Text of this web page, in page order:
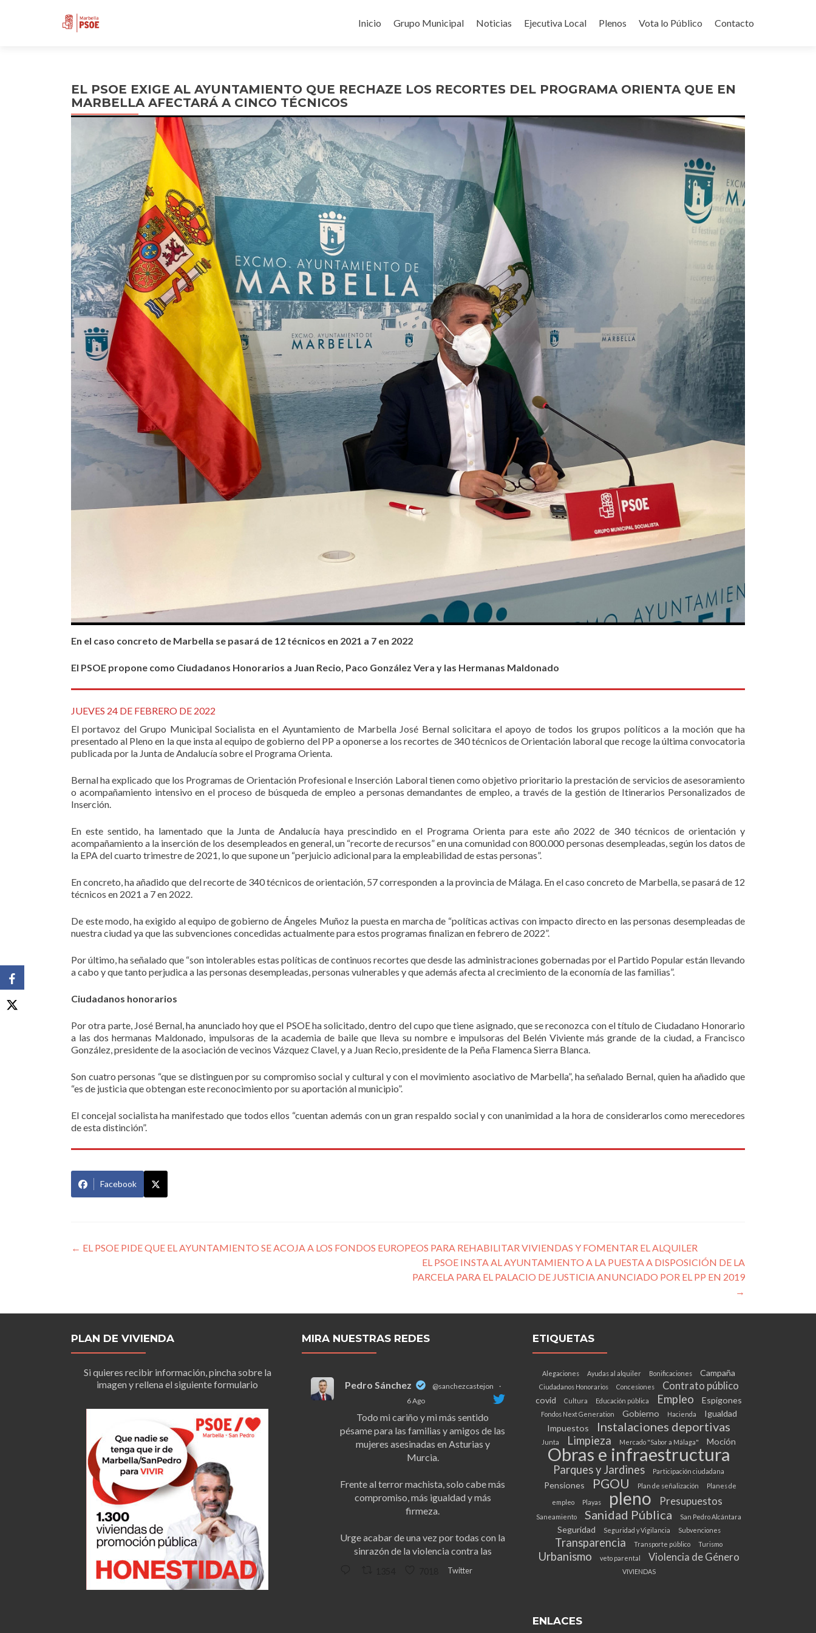
al
Inicio Grupo Municipal Noticias Ejecutiva Local Plenos Vota lo Público Contacto
EL PSOE EXIGE AL AYUNTAMIENTO QUE RECHAZE LOS RECORTES DEL PROGRAMA ORIENTA QUE EN
MARBELLA AFECTARÁ A CINCO TÉCNICOS
En el caso concreto de Marbella se pasará de 12 técnicos en 2021 a 7 en 2022
El PSOE propone como Ciudadanos Honorarios a Juan Recio, Paco González Vera y las Hermanas Maldonado
JUEVES 24 DE FEBRERO DE 2022
El portavoz del Grupo Municipal Socialista en el Ayuntamiento de Marbella José Bernal solicitara el apoyo de todos los grupos políticos a la moción que ha
presentado al Pleno en la que insta al equipo de gobierno del PP a oponerse a los recortes de 340 técnicos de Orientación laboral que recoge la última convocatoria
publicada por la Junta de Andalucía sobre el Programa Orienta.
Bernal ha explicado que los Programas de Orientación Profesional e Inserción Laboral tienen como objetivo prioritario la prestación de servicios de asesoramiento
o acompañamiento intensivo en el proceso de búsqueda de empleo a personas demandantes de empleo, a través de la gestión de Itinerarios Personalizados de
Inserción.
En este sentido, ha lamentado que la Junta de Andalucía haya prescindido en el Programa Orienta para este año 2022 de 340 técnicos de orientación y
acompañamiento a la inserción de los desempleados en general, un “recorte de recursos” en una comunidad con 800.000 personas desempleadas, según los datos de
la EPA del cuarto trimestre de 2021, lo que supone un “perjuicio adicional para la empleabilidad de estas personas”.
En concreto, ha añadido que del recorte de 340 técnicos de orientación, 57 corresponden a la provincia de Málaga. En el caso concreto de Marbella, se pasará de 12
técnicos en 2021 a 7 en 2022.
De este modo, ha exigido al equipo de gobierno de Ángeles Muñoz la puesta en marcha de “políticas activas con impacto directo en las personas desempleadas de
nuestra ciudad ya que las subvenciones concedidas actualmente para estos programas finalizan en febrero de 2022”.
Por último, ha señalado que “son intolerables estas políticas de continuos recortes que desde las administraciones gobernadas por el Partido Popular están llevando
a cabo y que tanto perjudica a las personas desempleadas, personas vulnerables y que además afecta al crecimiento de la economía de las familias”.
Ciudadanos honorarios
Por otra parte, José Bernal, ha anunciado hoy que el PSOE ha solicitado, dentro del cupo que tiene asignado, que se reconozca con el título de Ciudadano Honorario
a las dos hermanas Maldonado, impulsoras de la academia de baile que lleva su nombre e impulsoras del Belén Viviente más grande de la ciudad, a Francisco
González, presidente de la asociación de vecinos Vázquez Clavel, y a Juan Recio, presidente de la Peña Flamenca Sierra Blanca.
Son cuatro personas “que se distinguen por su compromiso social y cultural y con el movimiento asociativo de Marbella”, ha señalado Bernal, quien ha añadido que
“es de justicia que obtengan este reconocimiento por su aportación al municipio”.
El concejal socialista ha manifestado que todos ellos “cuentan además con un gran respaldo social y con unanimidad a la hora de considerarlos como merecedores
de esta distinción”.
Facebook
Navegación
← EL PSOE PIDE QUE EL AYUNTAMIENTO SE ACOJA A LOS FONDOS EUROPEOS PARA REHABILITAR VIVIENDAS Y FOMENTAR EL ALQUILER
EL PSOE INSTA AL AYUNTAMIENTO A LA PUESTA A DISPOSICIÓN DE LA
PARCELA PARA EL PALACIO DE JUSTICIA ANUNCIADO POR EL PP EN 2019
→
PLAN DE VIVIENDA
Si quieres recibir información, pincha sobre la
imagen y rellena el siguiente formulario
MIRA NUESTRAS REDES
Pedro Sánchez @sanchezcastejon
·
6 Ago
Todo mi cariño y mi más sentido
pésame para las familias y amigos de las
mujeres asesinadas en Asturias y
Murcia.
Frente al terror machista, solo cabe más
compromiso, más igualdad y más
firmeza.
Urge acabar de una vez por todas con la
sinrazón de la violencia contra las
Twitter
ETIQUETAS
Alegaciones Ayudas al alquiler Bonificaciones Campaña
Ciudadanos Honorarios Concesiones Contrato público
covid Cultura Educación pública Empleo Espigones
Fondos Next Generation Gobierno Hacienda
Igualdad
Impuestos
Instalaciones deportivas
Junta Limpieza Mercado "Sabor a Málaga" Moción
Obras e infraestructura
Parques y Jardines Participación ciudadana
Pensiones PGOU Plan de señalización Planes de
empleo Playas pleno Presupuestos
Saneamiento Sanidad Pública San Pedro Alcántara
Seguridad Seguridad y Vigilancia Subvenciones
Transparencia Transporte público Turismo
Urbanismo veto parental Violencia de Género
VIVIENDAS
ENLACES